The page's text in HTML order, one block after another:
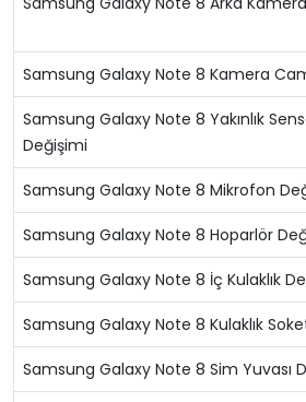
Samsung Galaxy Note 8 Kamera
Samsung Galaxy Note 8 Yakınlık
Değişimi
Samsung Galaxy Note 8 Mikrofon
Samsung Galaxy Note 8 Hoparlör
Samsung Galaxy Note 8 İç Kulaklık
Samsung Galaxy Note 8 Kulaklık
Samsung Galaxy Note 8 Sim Yuvası